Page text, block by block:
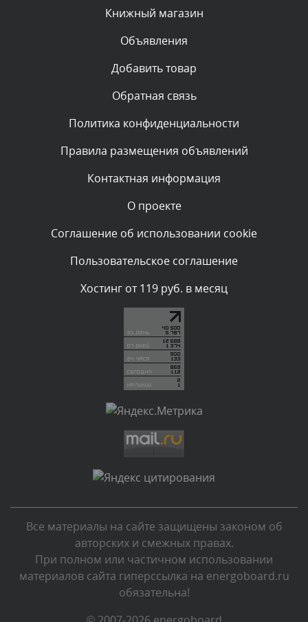
Комментарий проверяется
Текст комментария будет виден после проверки
администратором.
Комментарий проверяется
администратором.
Комментарий проверяется
администратором.
Комментарий проверяется
Текст комментария будет виден после проверки
Комментарий проверяется
Текст комментария будет виден после проверки
администратором.
Текст комментария будет виден после проверки
администратором.
Комментарий проверяется
Текст комментария будет виден после проверки
администратором.
Сегодня, в 03:34
Комментарий проверяется
Книжный магазин
Объявления
Добавить товар
Обратная связь
Политика конфиденциальности
Правила размещения объявлений
Контактная информация
О проекте
Соглашение об использовании cookie
Пользовательское соглашение
Хостинг от 119 руб. в месяц
Все материалы на сайте защищены законом об
авторских и смежных правах.
При полном или частичном использовании
материалов сайта гиперссылка на energoboard.ru
обязательна!